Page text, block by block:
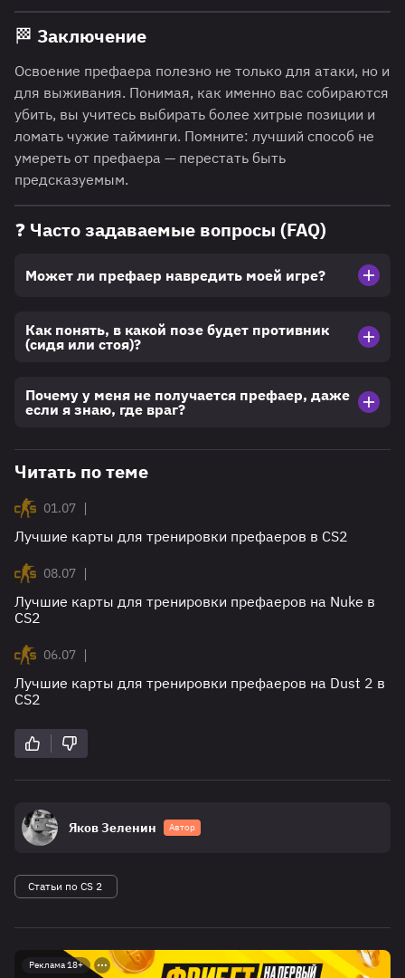
🏁 Заключение
Освоение префаера полезно не только для атаки, но и
для выживания. Понимая, как именно вас собираются
убить, вы учитесь выбирать более хитрые позиции и
ломать чужие тайминги. Помните: лучший способ не
умереть от префаера — перестать быть
предсказуемым.
❓ Часто задаваемые вопросы (FAQ)
Может ли префаер навредить моей игре?
Как понять, в какой позе будет противник
(сидя или стоя)?
Почему у меня не получается префаер, даже
если я знаю, где враг?
Читать по теме
01.07 |
Лучшие карты для тренировки префаеров в CS2
08.07 |
Лучшие карты для тренировки префаеров на Nuke в
CS2
06.07 |
Лучшие карты для тренировки префаеров на Dust 2 в
CS2
Яков Зеленин Автор
Статьи по CS 2
Реклама 18+